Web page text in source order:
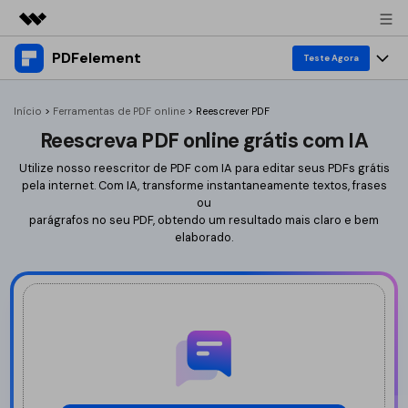
Featured Products
Utility
Business
Overview
Solutions
About Us
Newsroom
Support
PDFelement Teste Agora
Produtos
Desktop
PDFelement para Windows
PDFelement para Mac
PDFelement para Android
Ferramentas de PDF Online
Ferramentas
Editar PDF
Editar PDF
Comprimir PDF
Converter PDF
Word para PDF
Comprimir PDF
IA para PDF
Início > Ferramentas de PDF online > Reescrever PDF
Reescreva PDF online grátis com IA
Utilize nosso reescritor de PDF com IA para editar seus PDFs grátis
pela internet. Com IA, transforme instantaneamente textos, frases
ou
parágrafos no seu PDF, obtendo um resultado mais claro e bem
elaborado.